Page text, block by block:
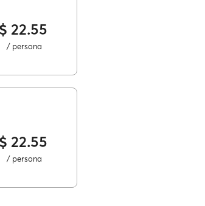
$ 22.55
/ persona
$ 22.55
/ persona